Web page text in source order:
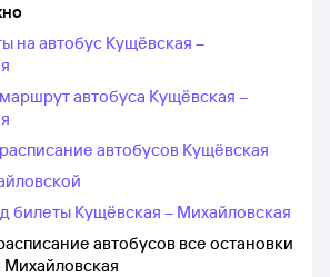
на автобус Кущёвская –
маршрут автобуса Кущёвская –
расписание автобусов Кущёвская
билеты Кущёвская – Михайловская
автобусов все остановки